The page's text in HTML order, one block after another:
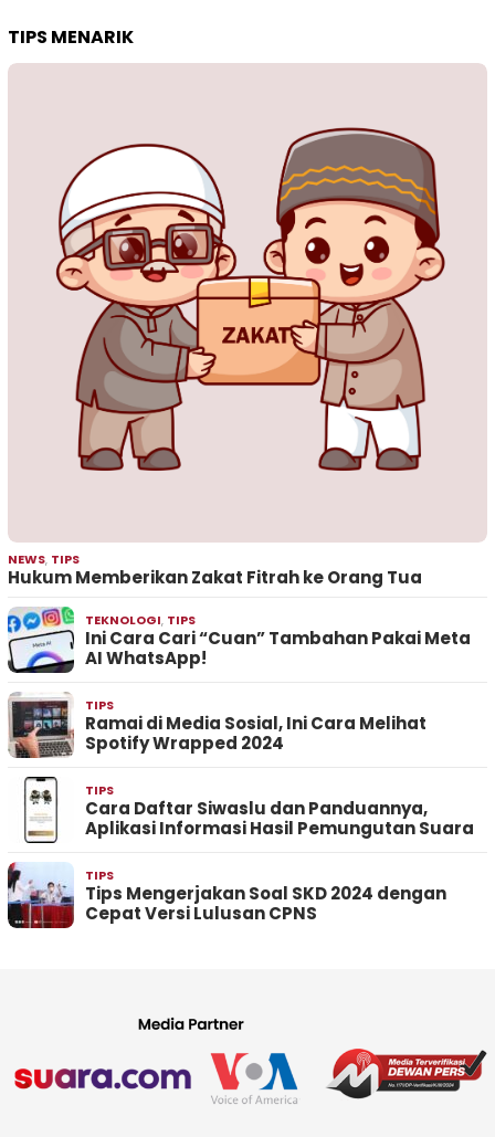
TIPS MENARIK
NEWS, TIPS
Hukum Memberikan Zakat Fitrah ke Orang Tua
TEKNOLOGI, TIPS
Ini Cara Cari “Cuan” Tambahan Pakai Meta
AI WhatsApp!
TIPS
Ramai di Media Sosial, Ini Cara Melihat
Spotify Wrapped 2024
TIPS
Cara Daftar Siwaslu dan Panduannya,
Aplikasi Informasi Hasil Pemungutan Suara
TIPS
Tips Mengerjakan Soal SKD 2024 dengan
Cepat Versi Lulusan CPNS